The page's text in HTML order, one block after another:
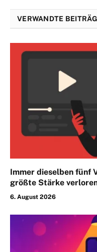
VERWANDTE
Immer dieselben fünf
größte Stärke
6. August 2026